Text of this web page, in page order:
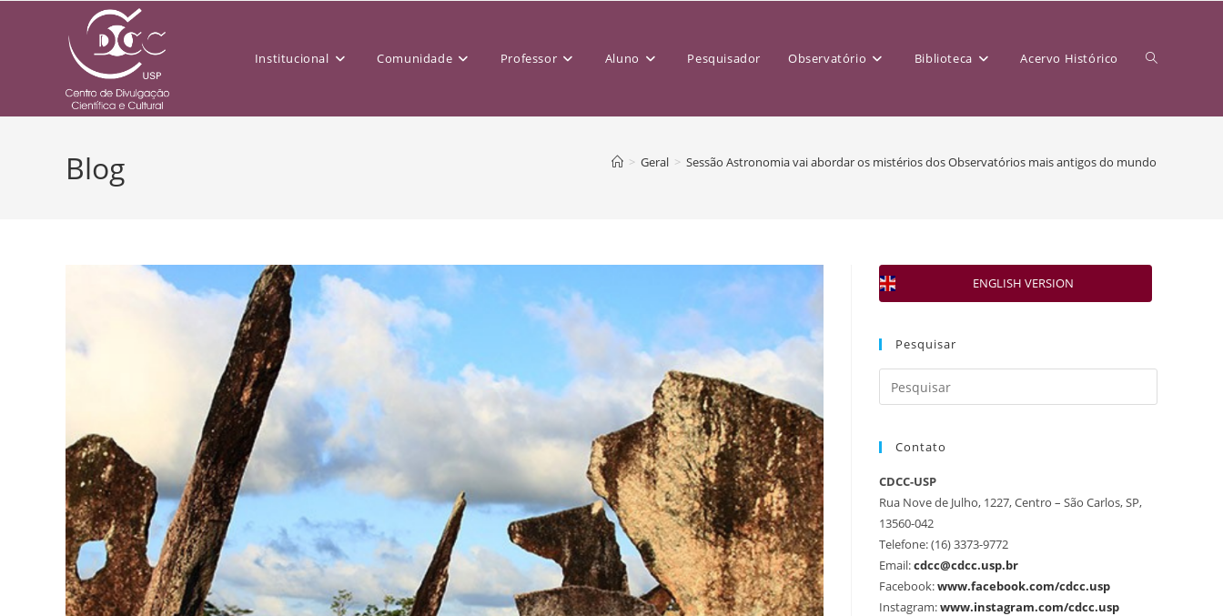
Institucional Comunidade Professor Aluno Pesquisador Observatório Biblioteca Acervo Histórico
Blog > Geral > Sessão Astronomia vai abordar os mistérios dos Observatórios mais antigos do mundo e toda a
ENGLISH VERSION
Pesquisar
Contato
CDCC-USP
Rua Nove de Julho, 1227, Centro – São Carlos, SP,
13560-042
Telefone: (16) 3373-9772
Email:cdcc@cdcc.usp.br
Facebook:www.facebook.com/cdcc.usp
Instagram:www.instagram.com/cdcc.usp